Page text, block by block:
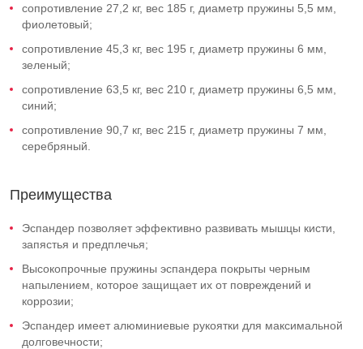
сопротивление 27,2 кг, вес 185 г, диаметр пружины 5,5 мм,
фиолетовый;
сопротивление 45,3 кг, вес 195 г, диаметр пружины 6 мм,
зеленый;
сопротивление 63,5 кг, вес 210 г, диаметр пружины 6,5 мм,
синий;
сопротивление 90,7 кг, вес 215 г, диаметр пружины 7 мм,
серебряный.
Преимущества
Эспандер позволяет эффективно развивать мышцы кисти,
запястья и предплечья;
Высокопрочные пружины эспандера покрыты черным
напылением, которое защищает их от повреждений и
коррозии;
Эспандер имеет алюминиевые рукоятки для максимальной
долговечности;